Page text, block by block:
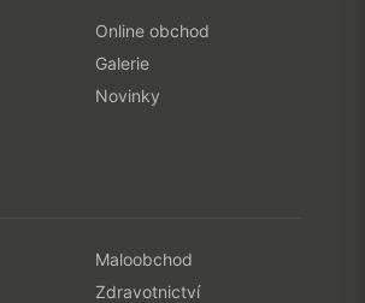
Online obchod
Galerie
Novinky
Maloobchod
Zdravotnictví